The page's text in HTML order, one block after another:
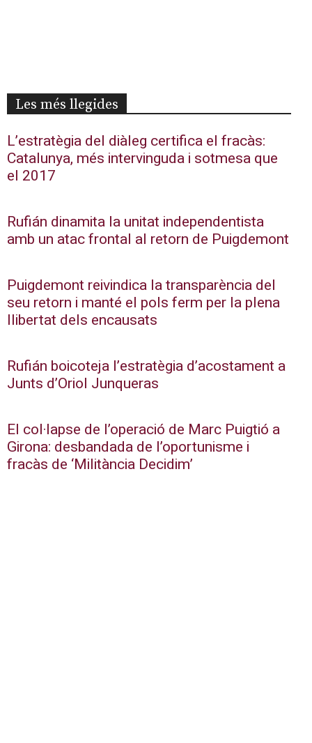
Les més llegides
L’estratègia del diàleg certifica el fracàs:
Catalunya, més intervinguda i sotmesa que
el 2017
Rufián dinamita la unitat independentista
amb un atac frontal al retorn de Puigdemont
Puigdemont reivindica la transparència del
seu retorn i manté el pols ferm per la plena
llibertat dels encausats
Rufián boicoteja l’estratègia d’acostament a
Junts d’Oriol Junqueras
El col·lapse de l’operació de Marc Puigtió a
Girona: desbandada de l’oportunisme i
fracàs de ‘Militància Decidim’